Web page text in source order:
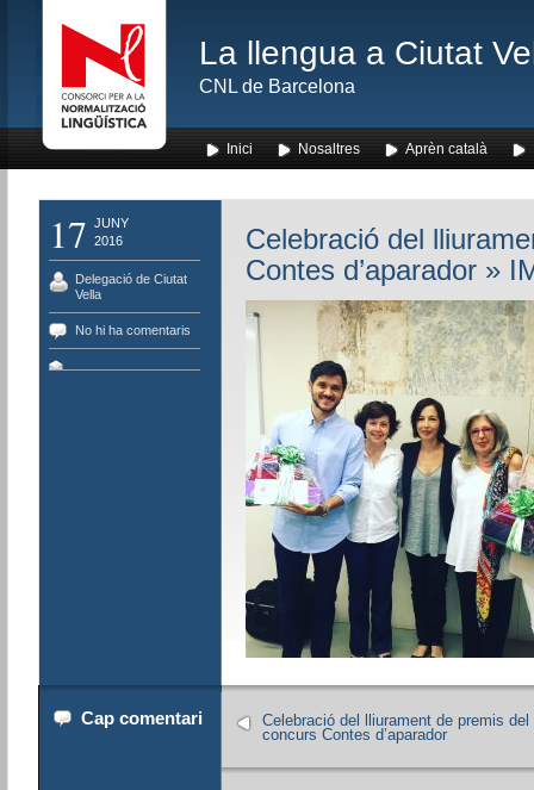
La llengua a Ciutat
CNL de Barcelona
Inici Nosaltres Aprèn català
17 JUNY
2016
Delegació de Ciutat
Vella
No hi ha comentaris
Celebració del
Contes d’aparador»
Cap comentari
Celebració del lliurament de premis del
concurs Contes d’aparador